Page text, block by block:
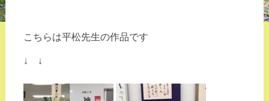
こちらは平松先生の作品です
↓ ↓